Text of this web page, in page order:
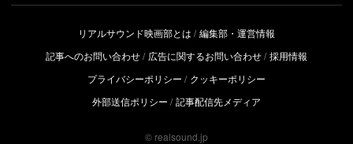
リアルサウンド映画部とは
編集部・運営情報
記事へのお問い合わせ
広告に関するお問い合わせ 採用情報
プライバシーポリシー
クッキーポリシー
外部送信ポリシー
記事配信先メディア
© realsound.jp